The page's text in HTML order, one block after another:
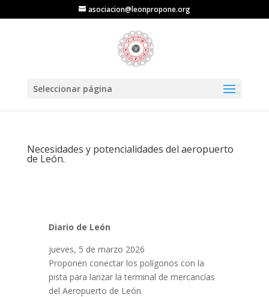
asociacion@leonpropone.org
Seleccionar página
Necesidades y potencialidades del aeropuerto
de León.
Diario de León
jueves, 5 de marzo 2026
Proponen conectar los polígonos con la
pista para lanzar la terminal de mercancías
del Aeropuerto de León.